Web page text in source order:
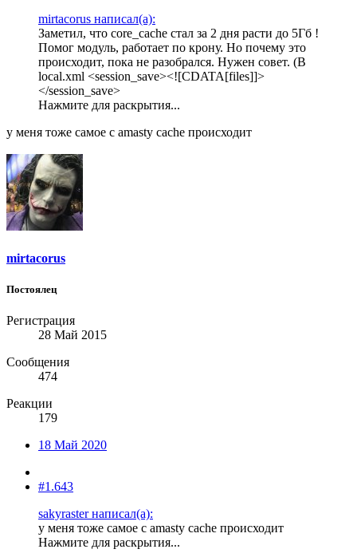
mirtacorus написал(а):
Заметил, что core_cache стал за 2 дня расти до 5Гб !
Помог модуль, работает по крону. Но почему это
происходит, пока не разобрался. Нужен совет. (В
local.xml <session_save><![CDATA[files]]>
</session_save>
Нажмите для раскрытия...
у меня тоже самое с amasty cache происходит
mirtacorus
Постоялец
Регистрация
28 Май 2015
Сообщения
474
Реакции
179
18 Май 2020
#1.643
sakyraster написал(а):
у меня тоже самое с amasty cache происходит
Нажмите для раскрытия...